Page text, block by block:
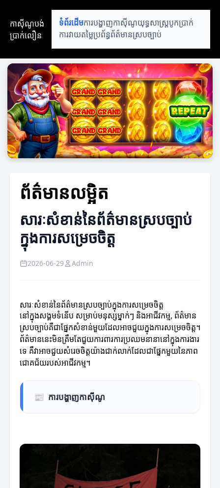
កាស៊ីណូបង់
ប្រាក់លឿន
ទំព័រដើមការបង្ហាញកាស៊ីណូយុទ្ធសាស្ត្របូកប្រាក់
ការវាយតម្លៃប្រព័ន្ធព័ត៌មានស្របច្បាប់
ព័ត៌មានលម្អិត
សារៈសំខាន់នៃព័ត៌មានស្របច្បាប់
ក្នុងការសម្រេចចិត្ត
2026-06-29 Admin
សារៈសំខាន់នៃព័ត៌មានស្របច្បាប់ក្នុងការសម្រេចចិត្ត
នៅក្នុងសង្គមទំនើប សម្រាប់មនុស្សម្នាក់ៗ និងអាជីវកម្ម, ព័ត៌មាន
ស្របច្បាប់គឺជាផ្នែកសំខាន់មួយដែលអាចជួយក្នុងការសម្រេចចិត្ត។
ព័ត៌មាននេះមិនត្រឹមតែជួយការពារការប្រឈមនានានៅក្នុងការងារ
ទេ គឺវាអាចជួយសំរេចចិត្តយ៉ាងជាក់លាក់ដែលជាផ្នែកមួយនៃភាព
ជោគជ័យរបស់អាជីវកម្ម។
📰 ការបង្ហាញកាស៊ីណូ